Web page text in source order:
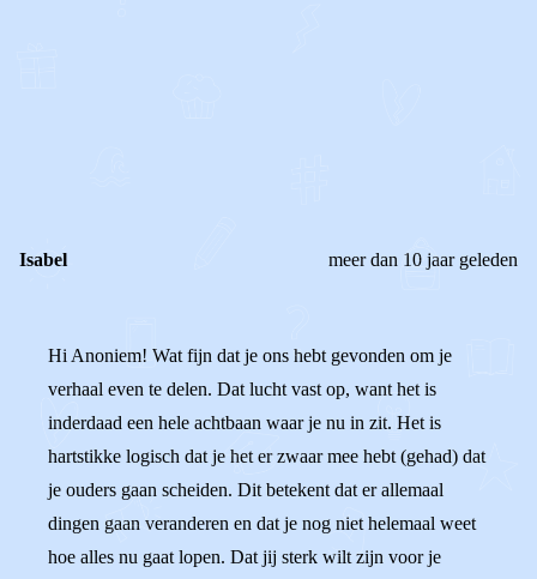
Isabel meer dan 10 jaar geleden
Hi Anoniem! Wat fijn dat je ons hebt gevonden om je
verhaal even te delen. Dat lucht vast op, want het is
inderdaad een hele achtbaan waar je nu in zit. Het is
hartstikke logisch dat je het er zwaar mee hebt (gehad) dat
je ouders gaan scheiden. Dit betekent dat er allemaal
dingen gaan veranderen en dat je nog niet helemaal weet
hoe alles nu gaat lopen. Dat jij sterk wilt zijn voor je